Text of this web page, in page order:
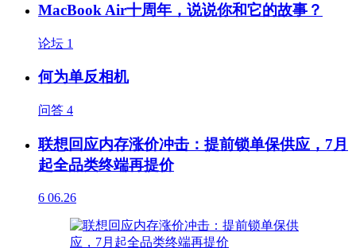
MacBook Air十周年，说说你和它的故事？
论坛 1
何为单反相机
问答 4
联想回应内存涨价冲击：提前锁单保供应，7月
起全品类终端再提价
6 06.26